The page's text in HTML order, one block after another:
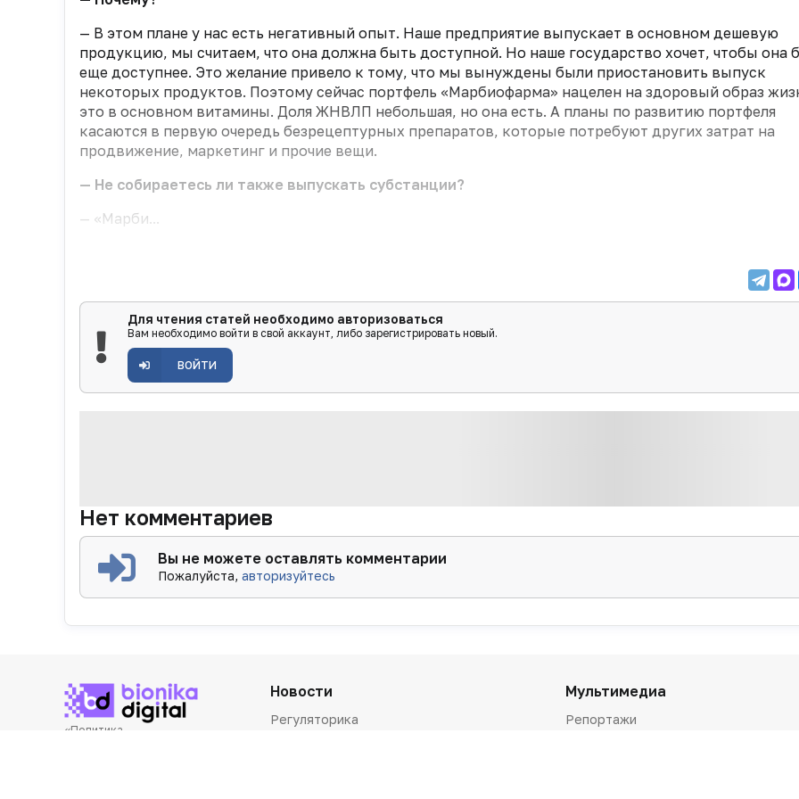
— В этом плане у нас есть негативный опыт. Наше предприятие выпускает в основном дешевую
продукцию, мы считаем, что она должна быть доступной. Но наше государство хочет, чтобы она
еще доступнее. Это желание привело к тому, что мы вынуждены были приостановить выпуск
некоторых продуктов. Поэтому сейчас портфель «Марбиофарма» нацелен на здоровый образ
это в основном витамины. Доля ЖНВЛП небольшая, но она есть. А планы по развитию портфеля
касаются в первую очередь безрецептурных препаратов, которые потребуют других затрат на
продвижение, маркетинг и прочие вещи.
— Не собираетесь ли также выпускать субстанции?
— «Марби...
Для чтения статей необходимо авторизоваться
Вам необходимо войти в свой аккаунт, либо зарегистрировать новый.
ВОЙТИ
Нет комментариев
Вы не можете оставлять комментарии
Пожалуйста,авторизуйтесь
«Политика
Новости
Регуляторика
Мультимедиа
Репортажи